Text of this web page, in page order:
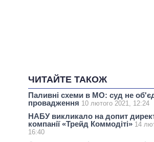
ЧИТАЙТЕ ТАКОЖ
Паливні схеми в МО: суд не
провадження 10 лютого 2021, 12:24
НАБУ викликало на допит
компанії «Трейд Коммодіті» 14
16:40